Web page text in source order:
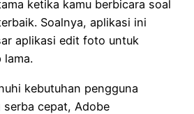
ketika kamu berbicara soal
Soalnya, aplikasi ini
aplikasi edit foto untuk
lama.
kebutuhan pengguna
serba cepat, Adobe